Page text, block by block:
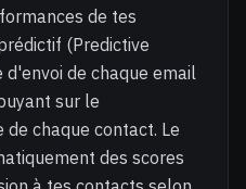
de tes
(Predictive
de chaque email
sur le
chaque contact. Le
des scores